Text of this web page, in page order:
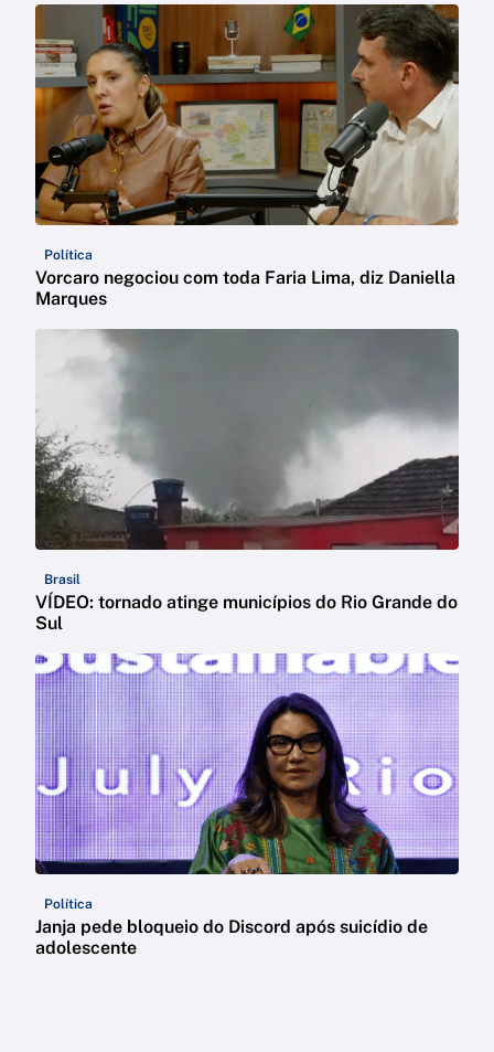
Política
Vorcaro negociou com toda Faria Lima, diz Daniella
Marques
Brasil
VÍDEO: tornado atinge municípios do Rio Grande do
Sul
Política
Janja pede bloqueio do Discord após suicídio de
adolescente